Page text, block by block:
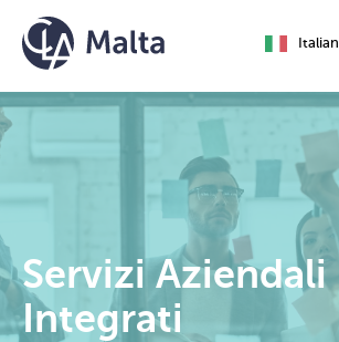
Vai al contenuto
Servizi Aziendali
Integrati